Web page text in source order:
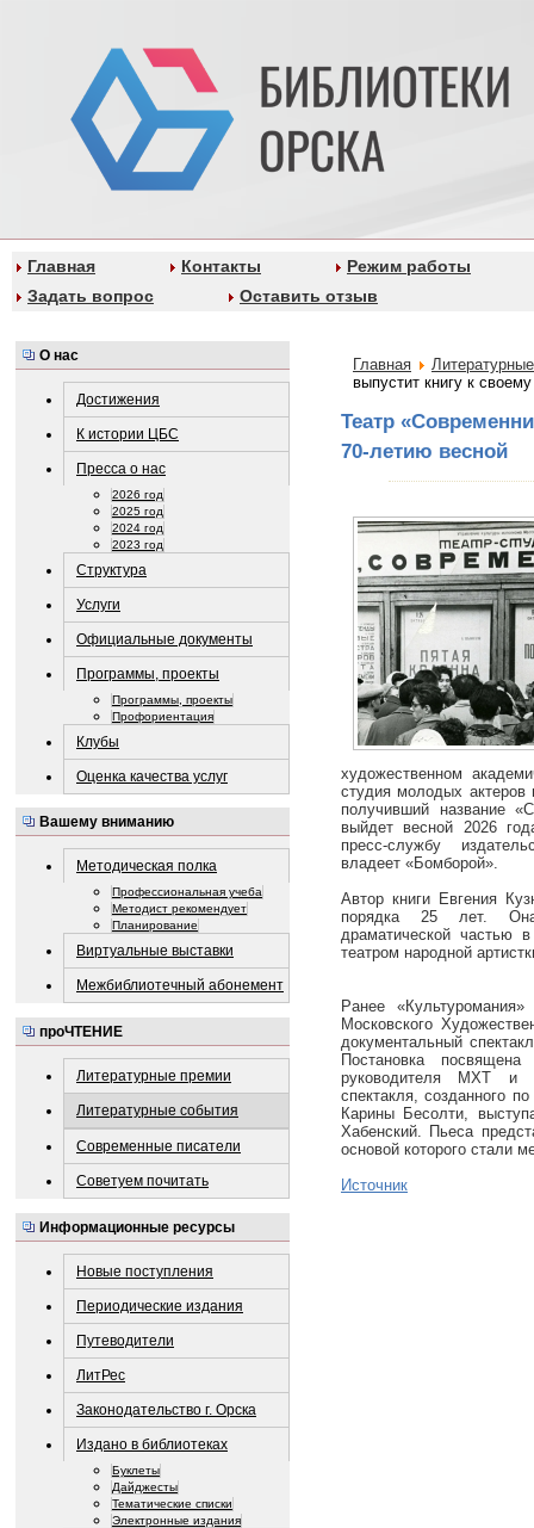
Главная Контакты
Режим работы
Задать вопрос
Оставить отзыв
О нас
Достижения
К истории ЦБС
Пресса о нас
2026 год
2025 год
2024 год
2023 год
Структура
Услуги
Официальные документы
Программы, проекты
Программы, проекты
Профориентация
Клубы
Оценка качества услуг
Вашему вниманию
Методическая полка
Профессиональная учеба
Методист рекомендует
Планирование
Виртуальные выставки
Межбиблиотечный абонемент
проЧТЕНИЕ
Литературные премии
Литературные события
Современные писатели
Советуем почитать
Информационные ресурсы
Новые поступления
Периодические издания
Путеводители
ЛитРес
Законодательство г. Орска
Издано в библиотеках
Буклеты
Дайджесты
Тематические списки
Электронные издания
Главная
выпустит книгу к
Театр
70-летию весной
художественном
студия молодых
получивший название
выйдет весной 2026
пресс-службу
владеет «Бомборой».
Автор книги Евгения
порядка 25 лет.
драматической частью
театром народной
Ранее
Московского
документальный
Постановка
руководителя МХТ и
спектакля, созданного
Карины Бесолти,
Хабенский. Пьеса
основой которого стали
Источник